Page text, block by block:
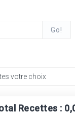
Go!
Recettes :